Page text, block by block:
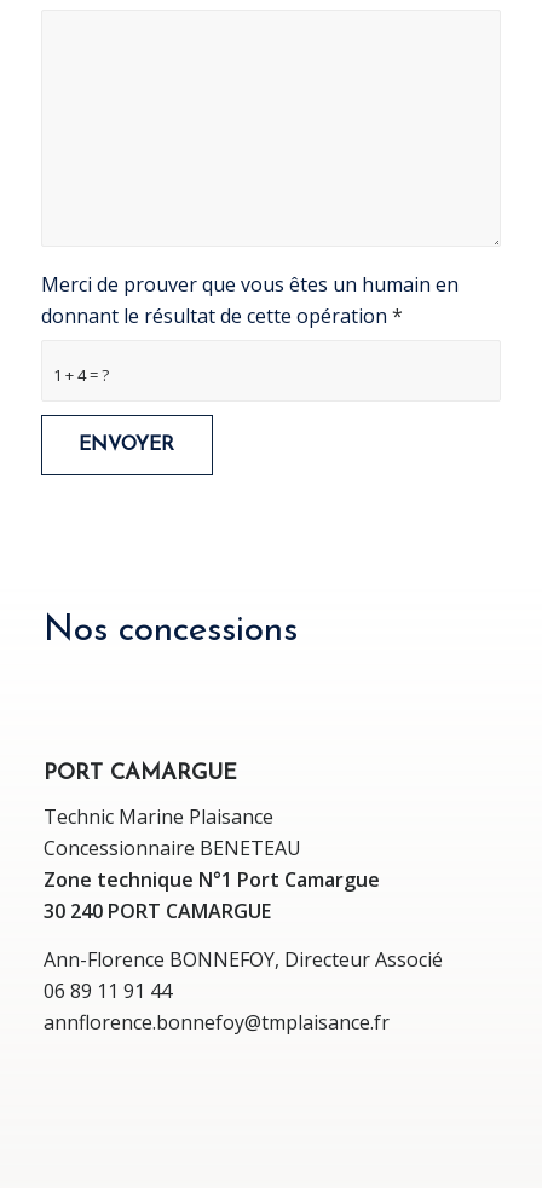
1 + 4 = ?
Merci de prouver que vous êtes un humain en
donnant le résultat de cette opération *
Nos concessions
PORT CAMARGUE
Technic Marine Plaisance
Concessionnaire BENETEAU
Zone technique N°1 Port Camargue
30 240 PORT CAMARGUE
Ann-Florence BONNEFOY, Directeur Associé
06 89 11 91 44
annflorence.bonnefoy@tmplaisance.fr